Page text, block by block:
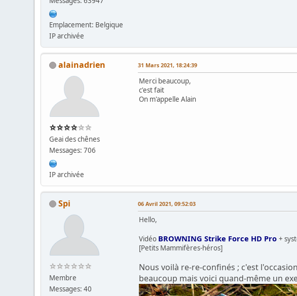
Emplacement: Belgique
IP archivée
alainadrien
Geai des chênes
Messages: 706
IP archivée
31 Mars 2021, 18:24:39
Merci beaucoup,
c'est fait
On m'appelle Alain
Spi
Membre
Messages: 40
06 Avril 2021, 09:52:03
Hello,
Vidéo BROWNING Strike Force HD Pro+
[Petits Mammifères-héros]
Nous voilà re-re-confinés ; c'est
beaucoup mais voici quand-même un